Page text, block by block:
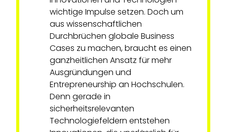
wichtige Impulse setzen. Doch um
aus wissenschaftlichen
Durchbrüchen globale Business
Cases zu machen, braucht es einen
ganzheitlichen Ansatz für mehr
Ausgründungen und
Entrepreneurship an Hochschulen.
Denn gerade in
sicherheitsrelevanten
Technologiefeldern entstehen